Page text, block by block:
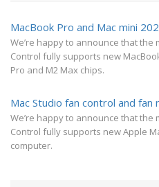
MacBook Pro and Mac mini
We’re happy to announce that the
Control fully supports new
Pro and M2 Max chips.
Mac Studio fan control and fan
We’re happy to announce that the
Control fully supports new Apple
computer.